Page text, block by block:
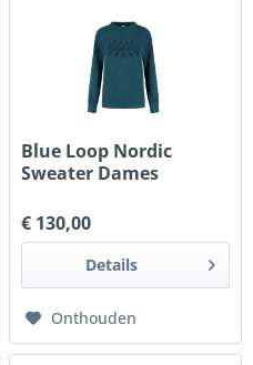
Blue Loop Nordic
Sweater Dames
€ 130,00
Details
Onthouden